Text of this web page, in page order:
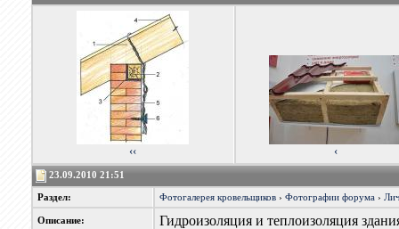
‹‹ ‹
23.09.2010 21:51
Раздел: Фотогалерея кровельщиков› Фотографии форума›
Описание: Гидроизоляция и теплоизоляция